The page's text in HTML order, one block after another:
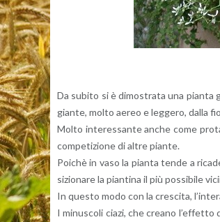
Da su­bi­to si è di­mo­stra­ta una
gian­te, molto aereo e leg­ge­ro, dalla
Molto in­te­res­san­te anche come
com­pe­ti­zio­ne di altre pian­te.
Poi­chè in vaso la pian­ta tende a
si­zio­na­re la pian­ti­na il più pos­si­bi­le
In que­sto modo con la cre­sci­ta,
I mi­nu­sco­li ciazi, che crea­no